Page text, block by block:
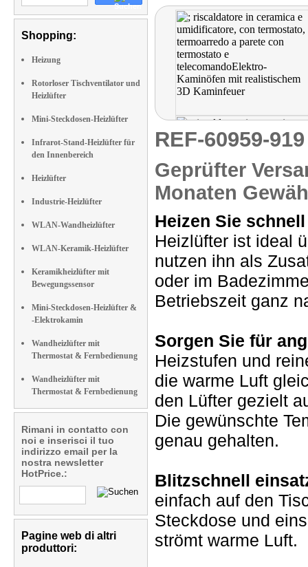
Shopping:
Heizung
Rotorloser Tischventilator und
Heizlüfter
Mini-Steckdosen-Heizlüfter
Infrarot-Stand-Heizlüfter für
den Innenbereich
Heizlüfter
Industrie-Heizlüfter
WLAN-Wandheizlüfter
WLAN-Keramik-Heizlüfter
Keramikheizlüfter mit
Bewegungssensor
Mini-Steckdosen-Heizlüfter &
-Elektrokamin
Wandheizlüfter mit
Thermostat & Fernbedienung
Wandheizlüfter mit
Thermostat & Fernbedienung
Rimani in contatto con
noi e inserisci il tuo
indirizzo email per la
nostra newsletter
HotPrice.:
Pagine web di altri
produttori:
REF-60959-
Geprüfter
Monaten
Heizen Sie
Heizlüfter ist ideal
nutzen ihn als
oder im
Betriebszeit ganz
Sorgen Sie für
Heizstufen und
die warme Luft
den Lüfter gezielt
Die gewünschte
genau gehalten.
Blitzschnell
einfach auf den
Steckdose und
strömt warme Luft.